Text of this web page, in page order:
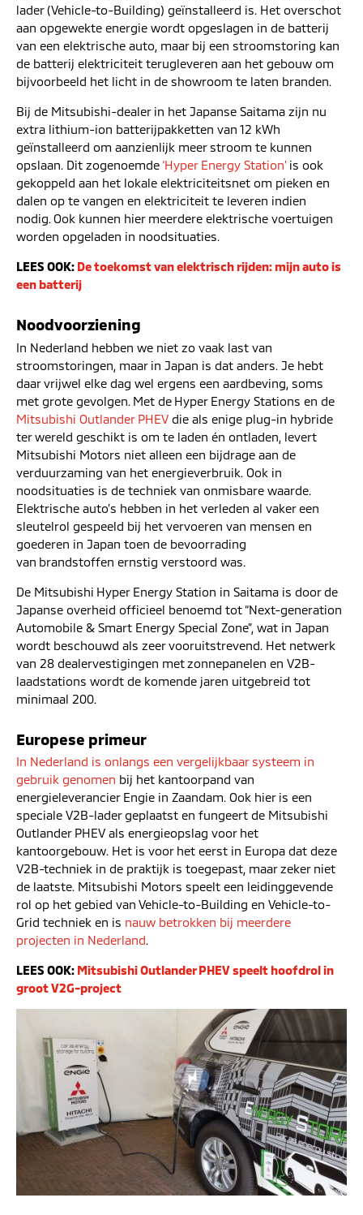
lader (Vehicle-to-Building) geïnstalleerd is. Het overschot
aan opgewekte energie wordt opgeslagen in de batterij
van een elektrische auto, maar bij een stroomstoring kan
de batterij elektriciteit terugleveren aan het gebouw om
bijvoorbeeld het licht in de showroom te laten branden.
Bij de Mitsubishi-dealer in het Japanse Saitama zijn nu
extra lithium-ion batterijpakketten van 12 kWh
geïnstalleerd om aanzienlijk meer stroom te kunnen
opslaan. Dit zogenoemde ‘Hyper Energy Station’is ook
gekoppeld aan het lokale elektriciteitsnet om pieken en
dalen op te vangen en elektriciteit te leveren indien
nodig. Ook kunnen hier meerdere elektrische voertuigen
worden opgeladen in noodsituaties.
LEES OOK: De toekomst van elektrisch rijden: mijn auto is
een batterij
Noodvoorziening
In Nederland hebben we niet zo vaak last van
stroomstoringen, maar in Japan is dat anders. Je hebt
daar vrijwel elke dag wel ergens een aardbeving, soms
met grote gevolgen. Met de Hyper Energy Stations en de
Mitsubishi Outlander PHEV die als enige plug-in hybride
ter wereld geschikt is om te laden én ontladen, levert
Mitsubishi Motors niet alleen een bijdrage aan de
verduurzaming van het energieverbruik. Ook in
noodsituaties is de techniek van onmisbare waarde.
Elektrische auto’s hebben in het verleden al vaker een
sleutelrol gespeeld bij het vervoeren van mensen en
goederen in Japan toen de bevoorrading
van brandstoffen ernstig verstoord was.
De Mitsubishi Hyper Energy Station in Saitama is door de
Japanse overheid officieel benoemd tot “Next-generation
Automobile & Smart Energy Special Zone”, wat in Japan
wordt beschouwd als zeer vooruitstrevend. Het netwerk
van 28 dealervestigingen met zonnepanelen en V2B-
laadstations wordt de komende jaren uitgebreid tot
minimaal 200.
Europese primeur
In Nederland is onlangs een vergelijkbaar systeem in
gebruik genomen bij het kantoorpand van
energieleverancier Engie in Zaandam. Ook hier is een
speciale V2B-lader geplaatst en fungeert de Mitsubishi
Outlander PHEV als energieopslag voor het
kantoorgebouw. Het is voor het eerst in Europa dat deze
V2B-techniek in de praktijk is toegepast, maar zeker niet
de laatste. Mitsubishi Motors speelt een leidinggevende
rol op het gebied van Vehicle-to-Building en Vehicle-to-
Grid techniek en is nauw betrokken bij meerdere
projecten in Nederland.
LEES OOK: Mitsubishi Outlander PHEV speelt hoofdrol in
groot V2G-project